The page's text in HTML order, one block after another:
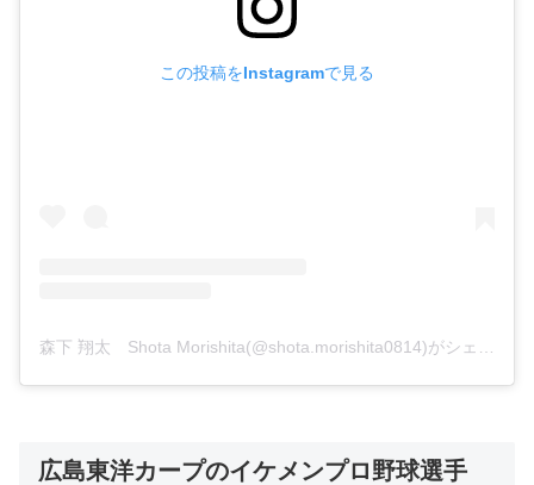
この投稿をInstagramで見る
広島東洋カープのイケメンプロ野球選手